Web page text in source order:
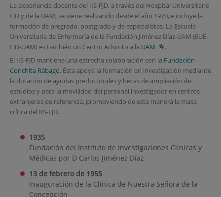
La experiencia docente del IIS-FJD, a través del Hospital Universitario
FJD y de la UAM, se viene realizando desde el año 1970, e incluye la
formación de pregrado, postgrado y de especialistas. La Escuela
Universitaria de Enfermería de la Fundación Jiménez Díaz-UAM (EUE-
FJD-UAM) es también un Centro Adscrito a la UAM
.
El IIS-FJD mantiene una estrecha colaboración con la Fundación
Conchita Rábago. Ésta apoya la formación en investigación mediante
la dotación de ayudas predoctorales y becas de ampliación de
estudios y para la movilidad del personal investigador en centros
extranjeros de referencia, promoviendo de esta manera la masa
crítica del IIS-FJD.
1935
Fundación del Instituto de Investigaciones Clínicas y
Médicas por D Carlos Jiménez Díaz
13 de febrero de 1955
Inauguración de la Clínica de Nuestra Señora de la
Concepción